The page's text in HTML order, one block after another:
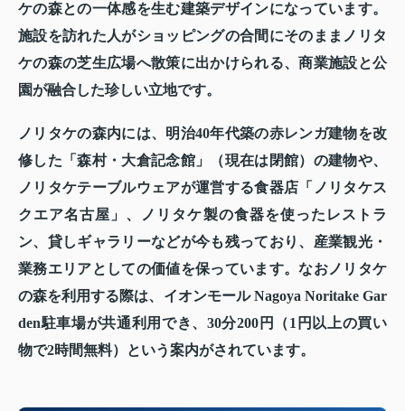
ケの森との一体感を生む建築デザインになっています。
施設を訪れた人がショッピングの合間にそのままノリタ
ケの森の芝生広場へ散策に出かけられる、商業施設と公
園が融合した珍しい立地です。
ノリタケの森内には、明治40年代築の赤レンガ建物を改
修した「森村・大倉記念館」（現在は閉館）の建物や、
ノリタケテーブルウェアが運営する食器店「ノリタケス
クエア名古屋」、ノリタケ製の食器を使ったレストラ
ン、貸しギャラリーなどが今も残っており、産業観光・
業務エリアとしての価値を保っています。なおノリタケ
の森を利用する際は、イオンモール Nagoya Noritake Gar
den駐車場が共通利用でき、30分200円（1円以上の買い
物で2時間無料）という案内がされています。